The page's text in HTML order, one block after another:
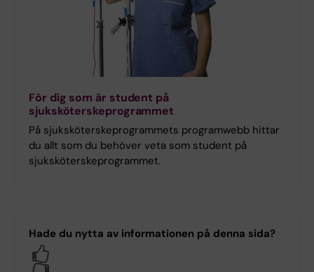
För dig som är student på
sjuksköterskeprogrammet
På sjuksköterskeprogrammets programwebb hittar
du allt som du behöver veta som student på
sjuksköterskeprogrammet.
Hade du nytta av informationen på denna sida?